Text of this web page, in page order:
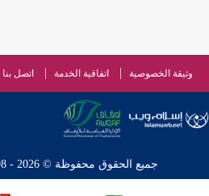
وثيقة الخصوصية اتفاقية الخدمة اتصل بنا
جميع الحقوق محفوظة © 2026 - 1998 لشبكة إسلام ويب